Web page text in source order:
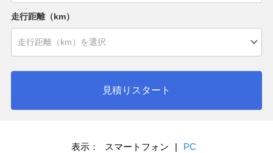
走行距離（km）
見積りスタート
表示： スマートフォン | PC